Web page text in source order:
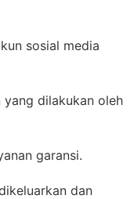
sosial media
dilakukan oleh
garansi.
dan